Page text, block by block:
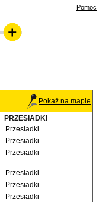
Pomoc
Pokaż na mapie
PRZESIADKI
Przesiadki
Przesiadki
Przesiadki
Przesiadki
Przesiadki
Przesiadki